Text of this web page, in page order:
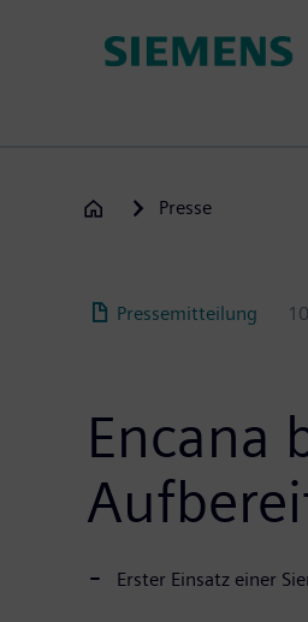
Presse
Pressemitteilung
Encana
Erster Einsatz einer